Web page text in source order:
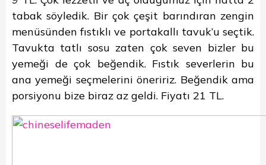
tabak söyledik. Bir çok çeşit barındıran zengin
menüsünden fıstıklı ve portakallı tavuk’u seçtik.
Tavukta tatlı sosu zaten çok seven bizler bu
yemeği de çok beğendik. Fıstık severlerin bu
ana yemeği seçmelerini öneririz. Beğendik ama
porsiyonu bize biraz az geldi. Fiyatı 21 TL.